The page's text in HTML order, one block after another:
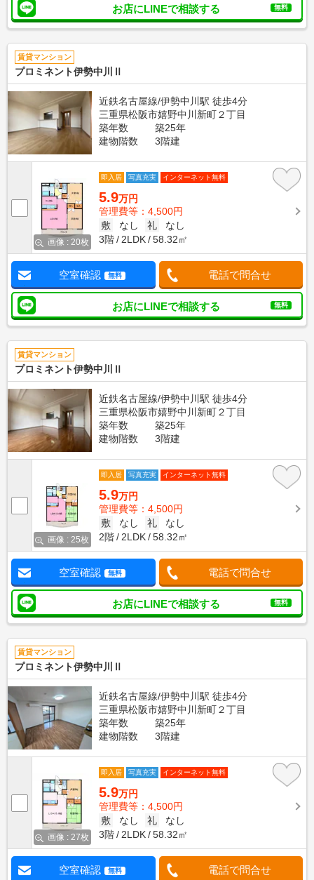
お店にLINEで相談する 無料
賃貸マンション
プロミネント伊勢中川Ⅱ
近鉄名古屋線/伊勢中川駅 徒歩4分
三重県松阪市嬉野中川新町２丁目
築年数
築25年
建物階数
3階建
画像 : 20枚
即入居 写真充実 インターネット無料
5.9万円
管理費等：4,500円
敷
なし 礼
なし
3階
2LDK 58.32㎡
空室確認 無料 電話で問合せ
お店にLINEで相談する 無料
賃貸マンション
プロミネント伊勢中川Ⅱ
近鉄名古屋線/伊勢中川駅 徒歩4分
三重県松阪市嬉野中川新町２丁目
築年数
築25年
建物階数
3階建
画像 : 25枚
即入居 写真充実 インターネット無料
5.9万円
管理費等：4,500円
敷
なし 礼
なし
2階
2LDK 58.32㎡
空室確認 無料 電話で問合せ
お店にLINEで相談する 無料
賃貸マンション
プロミネント伊勢中川Ⅱ
近鉄名古屋線/伊勢中川駅 徒歩4分
三重県松阪市嬉野中川新町２丁目
築年数
築25年
建物階数
3階建
画像 : 27枚
即入居 写真充実 インターネット無料
5.9万円
管理費等：4,500円
敷
なし 礼
なし
3階
2LDK 58.32㎡
空室確認 無料 電話で問合せ